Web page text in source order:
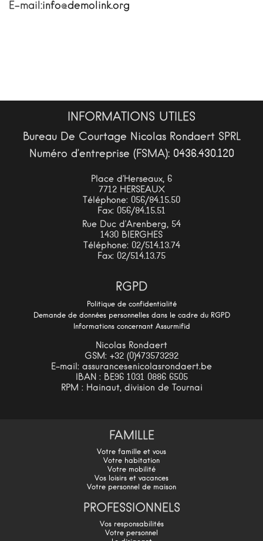
E-mail:info@demolink.org
INFORMATIONS UTILES
Bureau De Courtage Nicolas Rondaert SPRL
Numéro d’entreprise (FSMA): 0436.430.120
Place d’Herseaux, 6
7712 HERSEAUX
Téléphone: 056/84.15.50
Fax: 056/84.15.51
Rue Duc d’Arenberg, 54
1430 BIERGHES
Téléphone: 02/514.13.74
Fax: 02/514.13.75
RGPD
Politique de confidentialité
Demande de données personnelles dans le cadre du RGPD
Informations concernant Assurmifid
Nicolas Rondaert
GSM: +32 (0)473573292
E-mail: assurances@nicolasrondaert.be
IBAN : BE96 1031 0886 6505
RPM : Hainaut, division de Tournai
FAMILLE
Votre famille et vous
Votre habitation
Votre mobilité
Vos loisirs et vacances
Votre personnel de maison
PROFESSIONNELS
Vos responsabilités
Votre personnel